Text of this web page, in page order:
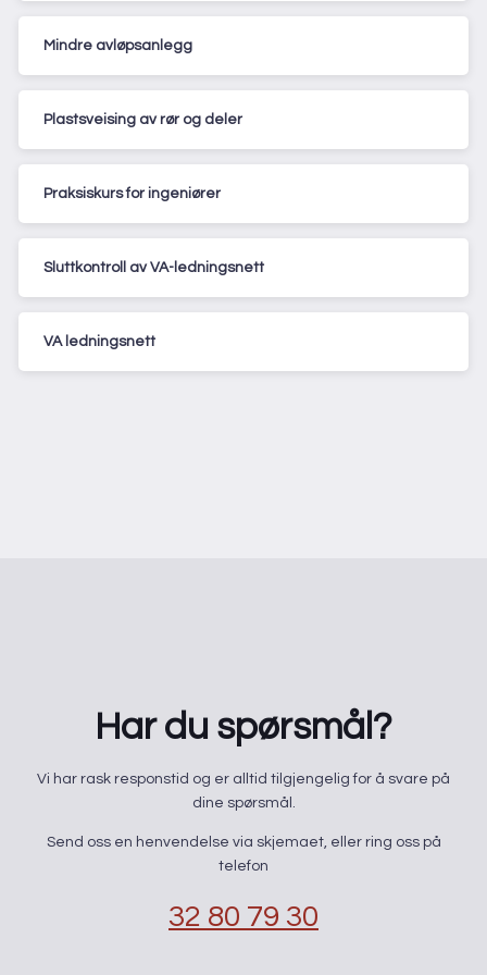
Mindre avløpsanlegg
Plastsveising av rør og deler
Praksiskurs for ingeniører
Sluttkontroll av VA-ledningsnett
VA ledningsnett
Har du spørsmål?
​Vi har rask responstid og er alltid ​tilgjengelig for å svare på
dine spørsmål.
Send oss en henvendelse via skjemaet, eller ring oss på
telefon
32 80 79 30